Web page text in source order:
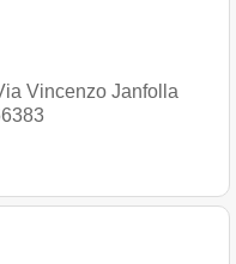
Vincenzo Janfolla